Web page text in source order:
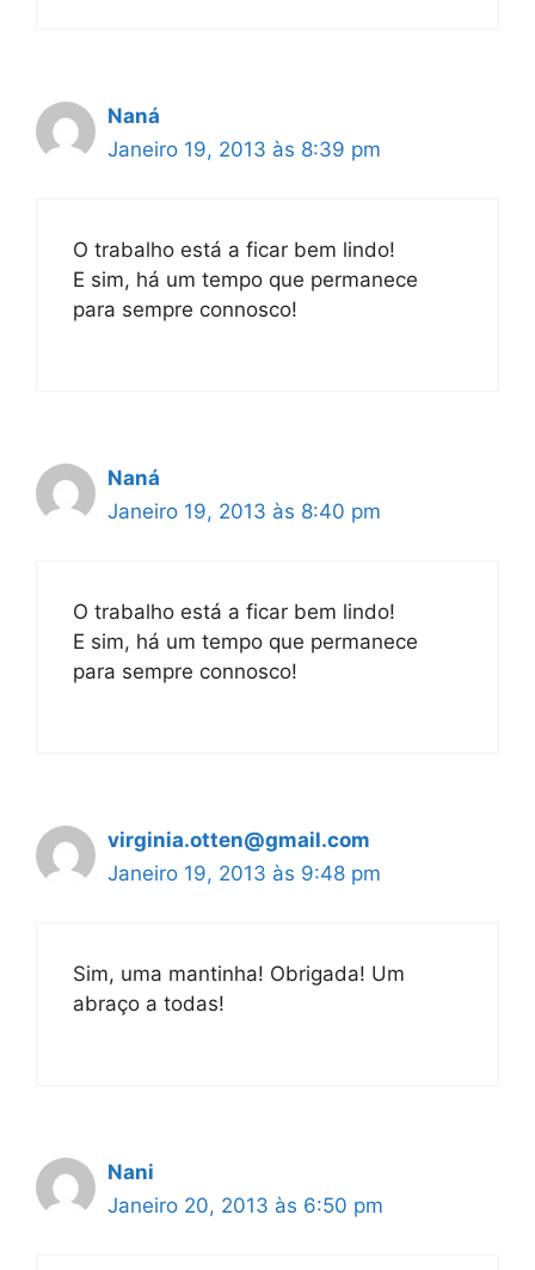
Naná
Janeiro 19, 2013 às 8:39 pm
O trabalho está a ficar bem lindo!
E sim, há um tempo que permanece
para sempre connosco!
Naná
Janeiro 19, 2013 às 8:40 pm
O trabalho está a ficar bem lindo!
E sim, há um tempo que permanece
para sempre connosco!
virginia.otten@gmail.com
Janeiro 19, 2013 às 9:48 pm
Sim, uma mantinha! Obrigada! Um
abraço a todas!
Nani
Janeiro 20, 2013 às 6:50 pm